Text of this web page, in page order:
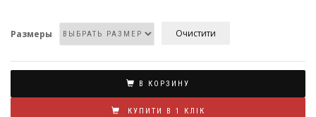
Размеры Очистити
В КОРЗИНУ
КУПИТИ В 1 КЛІК